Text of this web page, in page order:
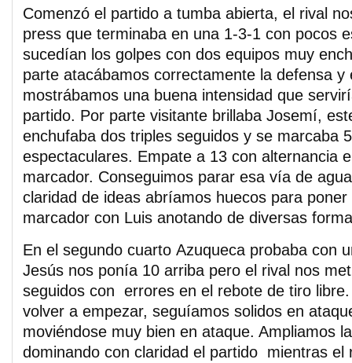
Comenzó el partido a tumba abierta, el rival
press que terminaba en una 1-3-1 con pocos
sucedían los golpes con dos equipos muy
parte atacábamos correctamente la defensa y
mostrábamos una buena intensidad que
partido. Por parte visitante brillaba Josemí,
enchufaba dos triples seguidos y se marcaba
espectaculares. Empate a 13 con alternancia
marcador. Conseguimos parar esa vía de
claridad de ideas abríamos huecos para
marcador con Luis anotando de diversas
En el segundo cuarto Azuqueca probaba con
Jesús nos ponía 10 arriba pero el rival nos
seguidos con errores en el rebote de tiro
volver a empezar, seguíamos solidos en
moviéndose muy bien en ataque. Ampliamos
dominando con claridad el partido mientras el